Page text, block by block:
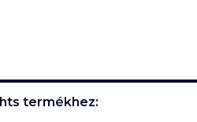
termékhez: